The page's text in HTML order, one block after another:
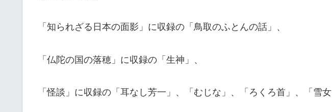
「知られざる日本の面影」に収録の「鳥取のふとんの話」、
「仏陀の国の落穂」に収録の「生神」、
「怪談」に収録の「耳なし芳一」、「むじな」、「ろくろ首」、「雪女